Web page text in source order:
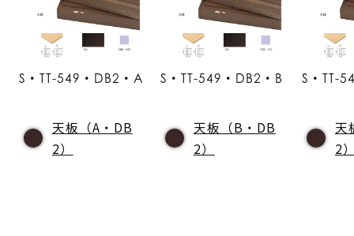
S・TT-549・DB2・A
天板（A・DB
2）
S・TT-549・DB2・B
天板（B・DB
2）
S・TT-
天
2